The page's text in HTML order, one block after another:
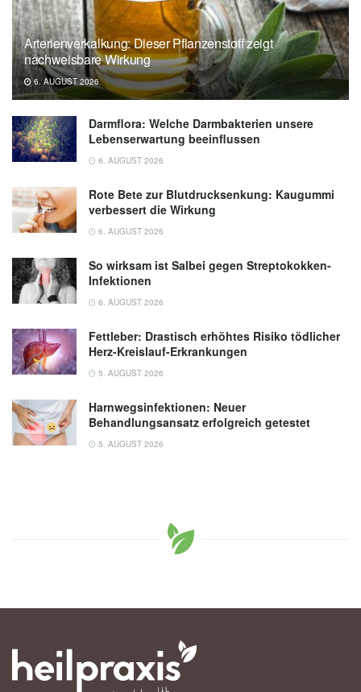
Arterienverkalkung: Dieser Pflanzenstoff zeigt
nachweisbare Wirkung
6. AUGUST 2026
Darmflora: Welche Darmbakterien unsere
Lebenserwartung beeinflussen
6. AUGUST 2026
Rote Bete zur Blutdrucksenkung: Kaugummi
verbessert die Wirkung
6. AUGUST 2026
So wirksam ist Salbei gegen Streptokokken-
Infektionen
6. AUGUST 2026
Fettleber: Drastisch erhöhtes Risiko tödlicher
Herz-Kreislauf-Erkrankungen
5. AUGUST 2026
Harnwegsinfektionen: Neuer
Behandlungsansatz erfolgreich getestet
5. AUGUST 2026